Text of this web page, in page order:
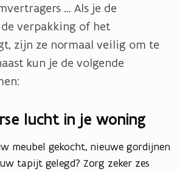
… Als je de
verpakking of het
zijn ze normaal veilig om te
kun je de volgende
lucht in je woning
meubel gekocht, nieuwe gordijnen
tapijt gelegd? Zorg zeker zes